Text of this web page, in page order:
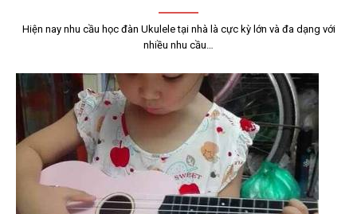
Hiện nay nhu cầu học đàn Ukulele tại nhà là cực kỳ lớn và đa dạng với
nhiều nhu cầu…